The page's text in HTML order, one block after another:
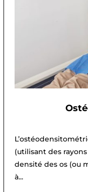
(utilisant des
densité des os (ou
à...